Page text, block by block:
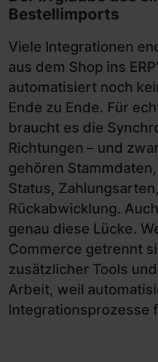
Bestellimports
Viele Integrationen
aus dem Shop ins
automatisiert noch
Ende zu Ende. Für
braucht es die
Richtungen – und
gehören
Status,
Rückabwicklung.
genau diese Lücke.
Commerce getrennt
zusätzlicher Tools
Arbeit, weil
Integrationsprozesse